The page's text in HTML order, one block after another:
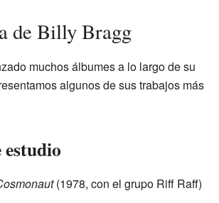
de Billy Bragg
muchos álbumes a lo largo de su
algunos de sus trabajos más
(1978, con el grupo Riff Raff)